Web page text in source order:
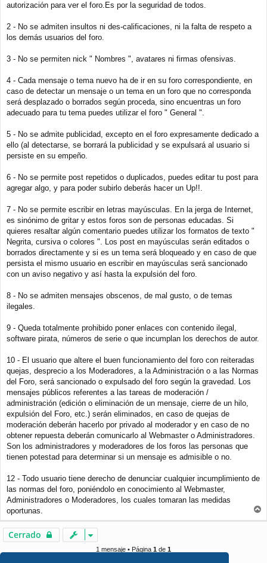
autorización para ver el foro.Es por la seguridad de todos.
2 - No se admiten insultos ni des-calificaciones, ni la falta de respeto a
los demás usuarios del foro.
3 - No se permiten nick " Nombres ", avatares ni firmas ofensivas.
4 - Cada mensaje o tema nuevo ha de ir en su foro correspondiente, en
caso de detectar un mensaje o un tema en un foro que no corresponda
será desplazado o borrados según proceda, sino encuentras un foro
adecuado para tu tema puedes utilizar el foro " General ".
5 - No se admite publicidad, excepto en el foro expresamente dedicado a
ello (al detectarse, se borrará la publicidad y se expulsará al usuario si
persiste en su empeño.
6 - No se permite post repetidos o duplicados, puedes editar tu post para
agregar algo, y para poder subirlo deberás hacer un Up!!.
7 - No se permite escribir en letras mayúsculas. En la jerga de Internet,
es sinónimo de gritar y estos foros son de personas educadas. Si
quieres resaltar algún comentario puedes utilizar los formatos de texto "
Negrita, cursiva o colores ". Los post en mayúsculas serán editados o
borrados directamente y si es un tema será bloqueado y en caso de que
persista el mismo usuario en escribir en mayúsculas será sancionado
con un aviso negativo y así hasta la expulsión del foro.
8 - No se admiten mensajes obscenos, de mal gusto, o de temas
ilegales.
9 - Queda totalmente prohibido poner enlaces con contenido ilegal,
software pirata, números de serie o que incumplan los derechos de autor.
10 - El usuario que altere el buen funcionamiento del foro con reiteradas
quejas, desprecio a los Moderadores, a la Administración o a las Normas
del Foro, será sancionado o expulsado del foro según la gravedad. Los
mensajes públicos referentes a las tareas de moderación /
administración (edición o eliminación de un mensaje, cierre de un hilo,
expulsión del Foro, etc.) serán eliminados, en caso de quejas de
moderación deberán hacerlo por privado al moderador y en caso de no
obtener repuesta deberán comunicarlo al Webmaster o Administradores.
Son los administradores y moderadores de los foros las personas que
tienen potestad para determinar si un mensaje es admisible o no.
12 - Todo usuario tiene derecho de denunciar cualquier incumplimiento de
las normas del foro, poniéndolo en conocimiento al Webmaster,
Administradores o Moderadores, los cuales tomaran las medidas
oportunas.
r
Cerrado
1 mensaje • Página 1 de 1